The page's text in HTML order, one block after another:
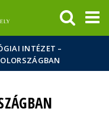
INTÉZET –